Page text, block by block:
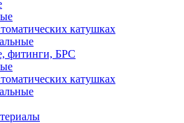
катушках
фитинги, БРС
катушках